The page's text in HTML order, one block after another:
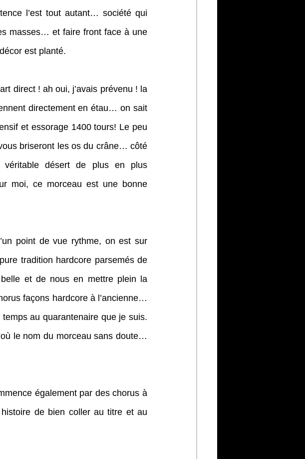
l’est tout autant… société qui
masses… et faire front face à une
est planté.
direct ! ah oui, j’avais prévenu ! la
directement en étau… on sait
et essorage 1400 tours! Le peu
briseront les os du crâne… côté
désert de plus en plus
moi, ce morceau est une bonne
point de vue rythme, on est sur
tradition hardcore parsemés de
et de nous en mettre plein la
façons hardcore à l’ancienne…
au quarantenaire que je suis.
le nom du morceau sans doute…
également par des chorus à
de bien coller au titre et au